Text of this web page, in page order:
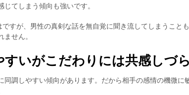
てしまう傾向も強いです。
すが、男性の真剣な話を無自覚に聞き流してしまうこと
せん。
すいがこだわりには共感しづ
同調しやすい傾向があります。だから相手の感情の機微に